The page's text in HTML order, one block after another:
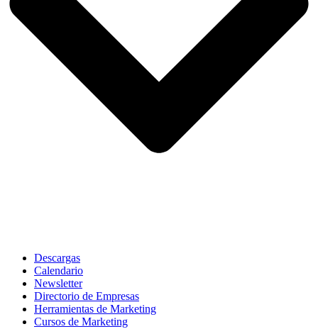
Descargas
Calendario
Newsletter
Directorio de Empresas
Herramientas de Marketing
Cursos de Marketing